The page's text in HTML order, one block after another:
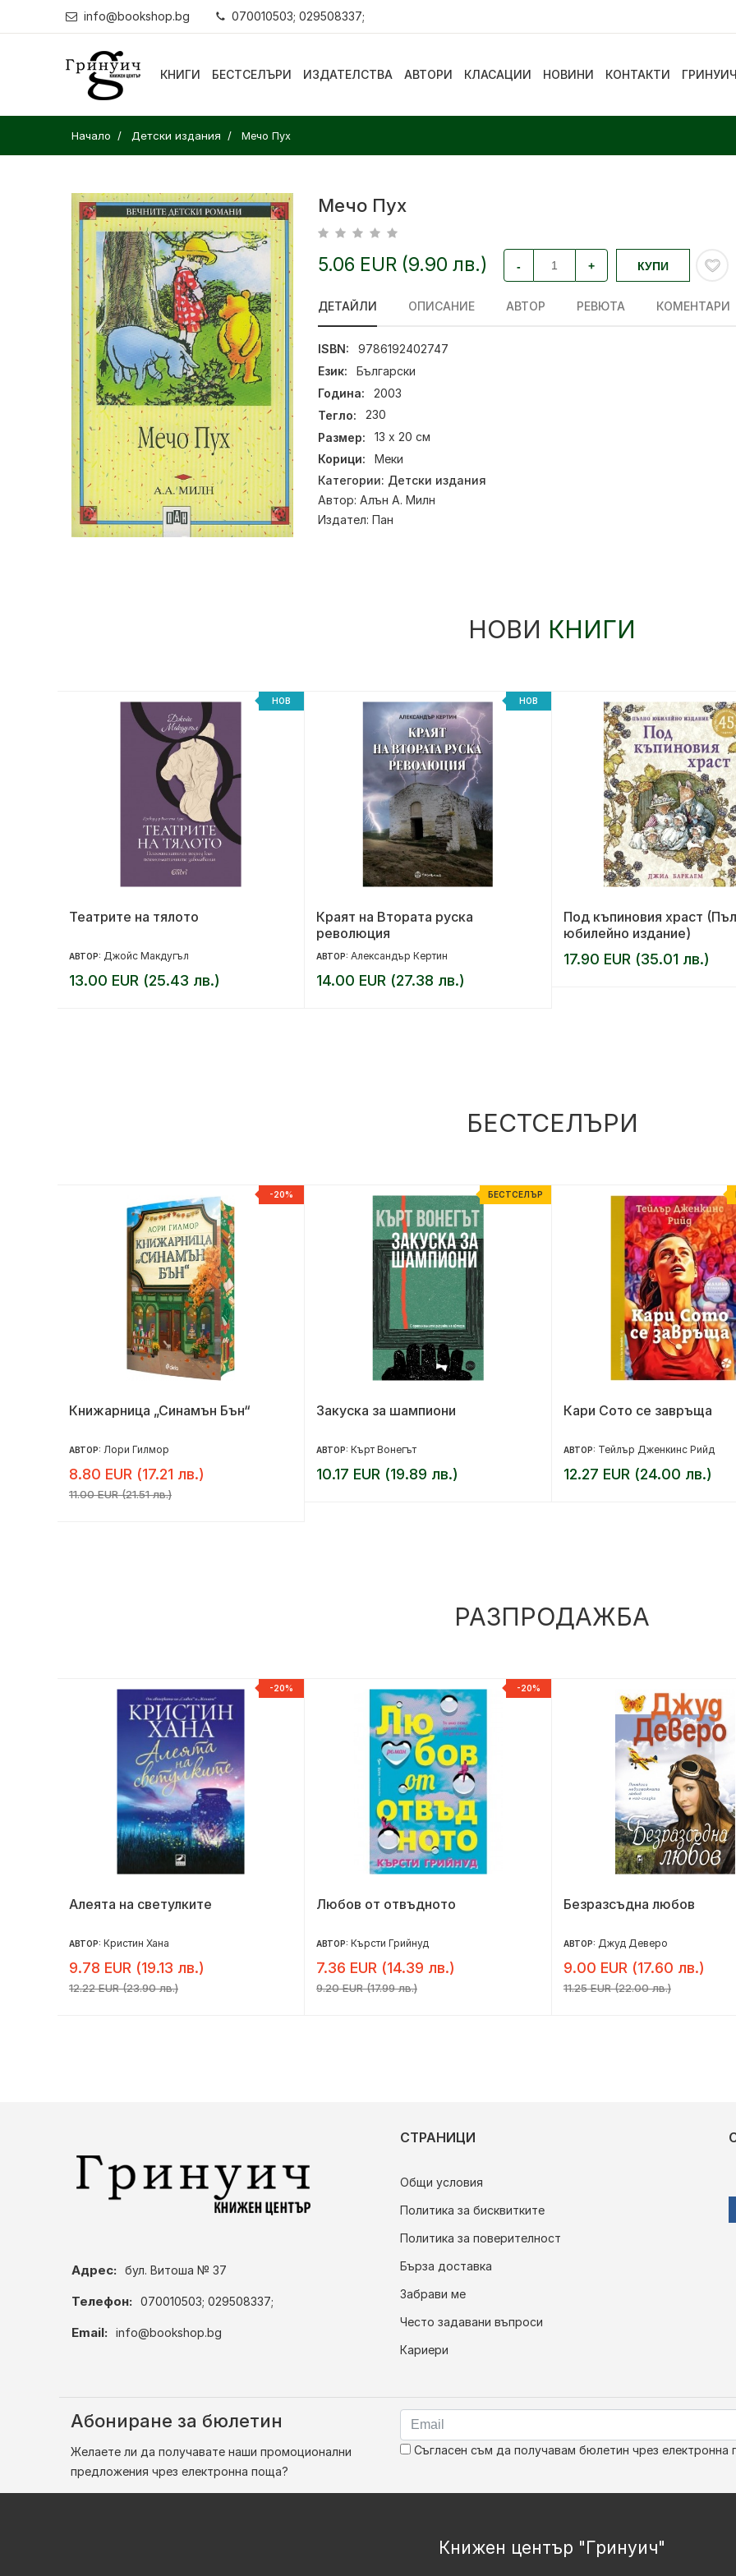
info@bookshop.bg 070010503; 029508337;
КНИГИ БЕСТСЕЛЪРИ ИЗДАТЕЛСТВА АВТОРИ КЛАСАЦИИ НОВИНИ КОНТАКТИ ГРИНУИЧ
Начало Детски издания Мечо Пух
Мечо Пух
5.06 EUR (9.90 лв.) - + КУПИ
ДЕТАЙЛИ ОПИСАНИЕ АВТОР РЕВЮТА КОМЕНТАРИ
ISBN:
9786192402747
Език:
Български
Година:
2003
Тегло:
230
Размер:
13 х 20 см
Корици:
Меки
Категории: Детски издания
Автор: Алън А. Милн
Издател: Пан
НОВИ КНИГИ
НОВ
Театрите на тялото
АВТОР: Джойс Макдугъл
13.00 EUR (25.43 лв.)
НОВ
Краят на Втората руска
революция
АВТОР: Александър Кертин
14.00 EUR (27.38 лв.)
Под къпиновия храст
юбилейно издание)
17.90 EUR (35.01 лв.)
БЕСТСЕЛЪРИ
-20%
Книжарница „Синамън Бън“
АВТОР: Лори Гилмор
8.80 EUR (17.21 лв.)
11.00 EUR (21.51 лв.)
БЕСТСЕЛЪР
Закуска за шампиони
АВТОР: Кърт Вонегът
10.17 EUR (19.89 лв.)
Кари Сото се завръща
АВТОР: Тейлър Дженкинс Рийд
12.27 EUR (24.00 лв.)
РАЗПРОДАЖБА
-20%
Алеята на светулките
АВТОР: Кристин Хана
9.78 EUR (19.13 лв.)
12.22 EUR (23.90 лв.)
-20%
Любов от отвъдното
АВТОР: Кърсти Грийнуд
7.36 EUR (14.39 лв.)
9.20 EUR (17.99 лв.)
Безразсъдна любов
АВТОР: Джуд Деверо
9.00 EUR (17.60 лв.)
11.25 EUR (22.00 лв.)
Адрес: бул. Витоша № 37
Телефон: 070010503; 029508337;
Email: info@bookshop.bg
СТРАНИЦИ
Общи условия
Политика за бисквитките
Политика за поверителност
Бърза доставка
Забрави ме
Често задавани въпроси
Кариери
Абониране за бюлетин
Желаете ли да получавате наши промоционални
предложения чрез електронна поща?
Съгласен съм да получавам бюлетин чрез електронна
Книжен център "Гринуич"